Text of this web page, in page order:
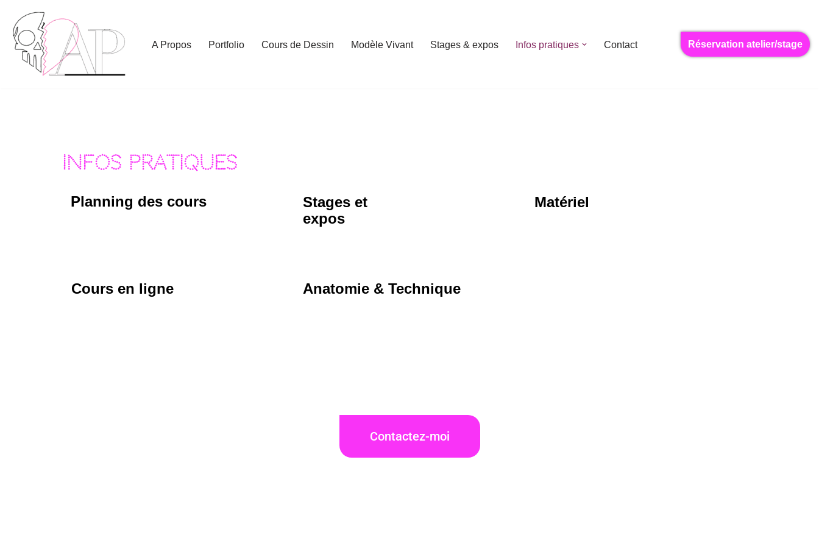
Aller
au
contenu
A Propos Portfolio Cours de Dessin Modèle Vivant Stages & expos Infos pratiques Contact Réservation atelier/stage
Infos pratiques
Planning des cours
Stages et
expos
Matériel
Cours en ligne Anatomie & Technique
Contactez-moi